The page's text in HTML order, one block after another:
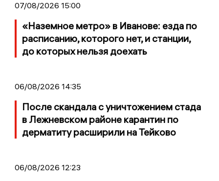
07/08/2026 15:00
«Наземное метро» в Иванове: езда по
расписанию, которого нет, и станции,
до которых нельзя доехать
06/08/2026 14:35
После скандала с уничтожением стада
в Лежневском районе карантин по
дерматиту расширили на Тейково
06/08/2026 12:23